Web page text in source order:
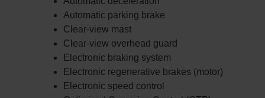
Automatic parking brake
Clear-view mast
Clear-view overhead guard
Electronic braking system
Electronic regenerative brakes (motor)
Electronic speed control